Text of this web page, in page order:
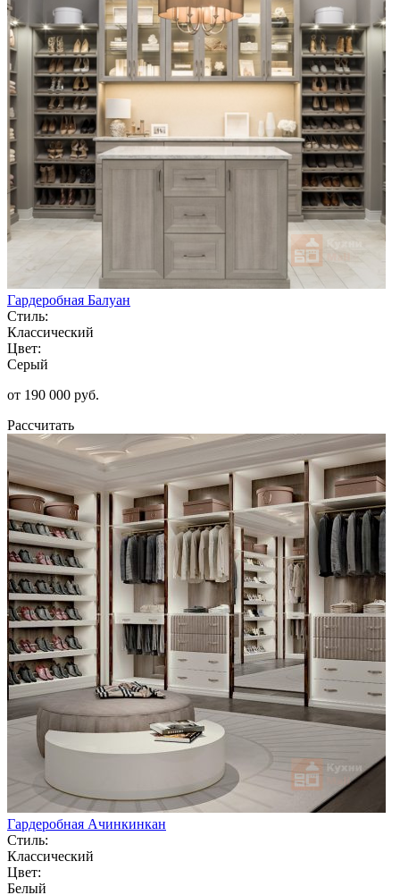
Гардеробная Балуан
Стиль:
Классический
Цвет:
Серый
от 190 000 руб.
Рассчитать
Гардеробная Ачинкинкан
Стиль:
Классический
Цвет:
Белый